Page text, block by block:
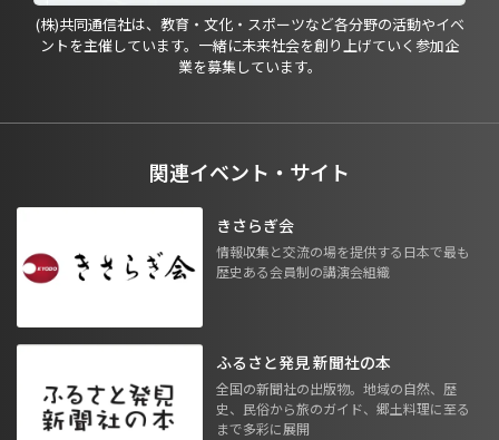
(株)共同通信社は、教育・文化・スポーツなど各分野の活動やイベ
ントを主催しています。一緒に未来社会を創り上げていく参加企
業を募集しています。
関連イベント・サイト
きさらぎ会
情報収集と交流の場を提供する日本で最も
歴史ある会員制の講演会組織
ふるさと発見 新聞社の本
全国の新聞社の出版物。地域の自然、歴
史、民俗から旅のガイド、郷土料理に至る
まで多彩に展開